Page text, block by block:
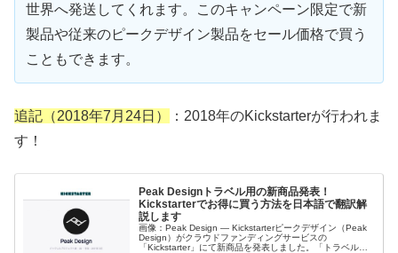
世界へ発送してくれます。このキャンペーン限定で新
製品や従来のピークデザイン製品をセール価格で買う
こともできます。
追記（2018年7月24日）
：2018年のKickstarterが行われま
す！
Peak Designトラベル用の新商品発表！
Kickstarterでお得に買う方法を日本語で翻訳解
説します
画像：Peak Design — Kickstarterピークデザイン（Peak
Design）がクラウドファンディングサービスの
「Kickstarter」にて新商品を発表しました。「トラベルバ